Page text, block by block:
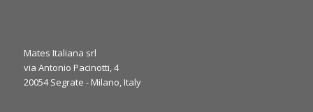
Mates Italiana srl
via Antonio Pacinotti, 4
20054 Segrate - Milano, Italy